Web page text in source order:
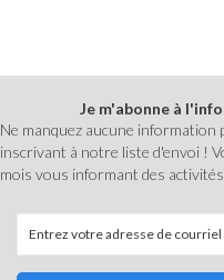
Je m'abonne à
Ne manquez aucune information
inscrivant à notre liste d'envoi !
mois vous informant des